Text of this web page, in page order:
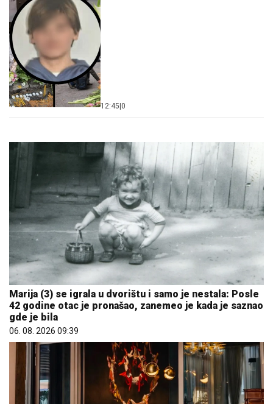
12:45 0
Marija (3) se igrala u dvorištu i samo je nestala: Posle
42 godine otac je pronašao, zanemeo je kada je saznao
gde je bila
06. 08. 2026 09:39